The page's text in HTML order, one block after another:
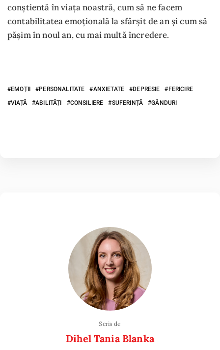
conștientă în viața noastră, cum să ne facem
contabilitatea emoțională la sfârșit de an și cum să
pășim în noul an, cu mai multă încredere.
EMOȚII PERSONALITATE ANXIETATE DEPRESIE
FERICIRE
VIAȚĂ
ABILITĂȚI CONSILIERE SUFERINȚĂ GÂNDURI
Scris de
Dihel Tania Blanka